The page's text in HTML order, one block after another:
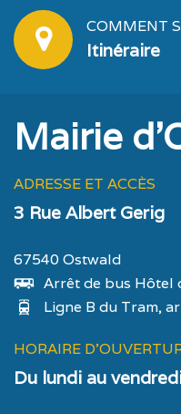
COMMENT
Itinéraire
Mairie
ADRESSE ET ACCÈS
3 Rue Albert Gerig
67540 Ostwald
Arrêt de bus Hôtel
Ligne B du Tram,
HORAIRE
Du lundi au